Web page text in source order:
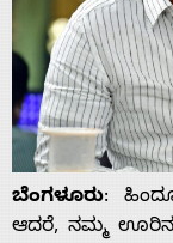
ಬೆಂಗಳೂರು:
ಆದರೆ, ನಮ್ಮ